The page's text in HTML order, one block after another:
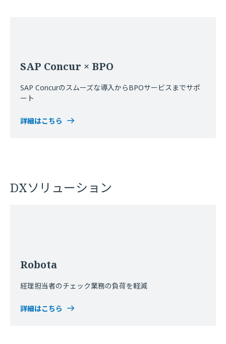
SAP Concur × BPO
SAP Concurのスムーズな導入からBPOサービスまでサポ
ート
詳細はこちら
DXソリューション
Robota
経理担当者のチェック業務の負荷を軽減
詳細はこちら